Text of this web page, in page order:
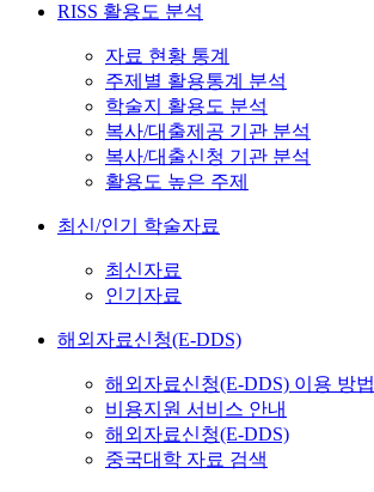
RISS 활용도 분석
자료 현황 통계
주제별 활용통계 분석
학술지 활용도 분석
복사/대출제공 기관 분석
복사/대출신청 기관 분석
활용도 높은 주제
최신/인기 학술자료
최신자료
인기자료
해외자료신청(E-DDS)
해외자료신청(E-DDS) 이용 방법
비용지원 서비스 안내
해외자료신청(E-DDS)
중국대학 자료 검색